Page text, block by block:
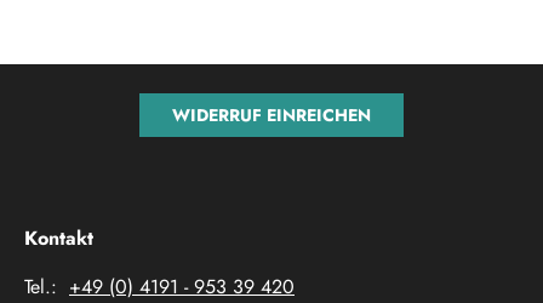
WIDERRUF EINREICHEN
Kontakt
Tel.: +49 (0) 4191 - 953 39 420